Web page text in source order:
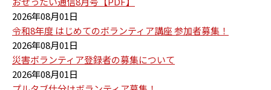
2026年08月01日
令和8年度 はじめてのボランティア講座 参加者募集！
2026年08月01日
災害ボランティア登録者の募集について
2026年08月01日